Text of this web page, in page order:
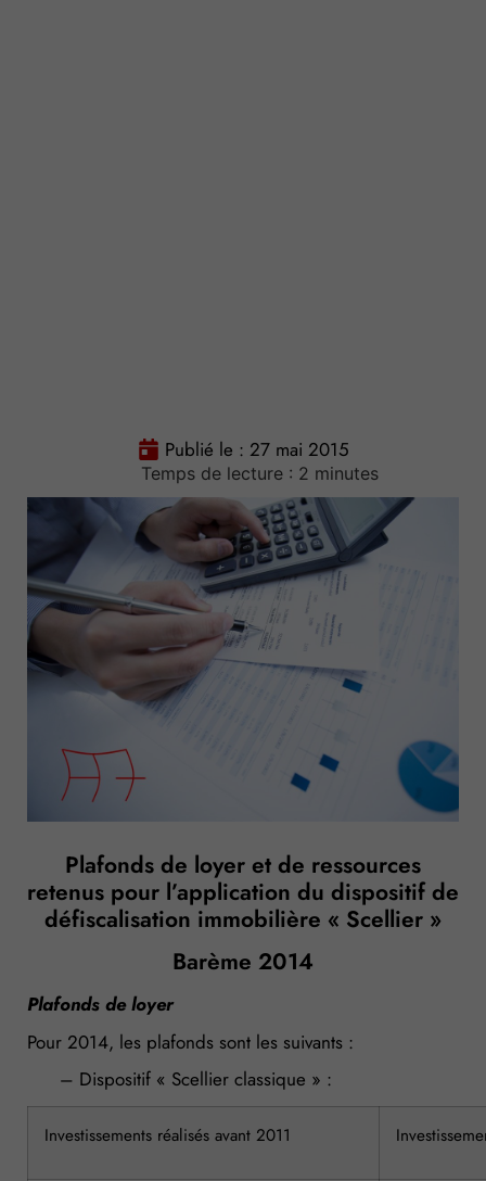
Publié le : 27 mai 2015
Temps de lecture : 2 minutes
Plafonds de loyer et de ressources
retenus pour l’application du dispositif de
défiscalisation immobilière « Scellier »
Barème 2014
Plafonds de loyer
Pour 2014, les plafonds sont les suivants :
– Dispositif « Scellier classique » :
Investissements réalisés avant 2011